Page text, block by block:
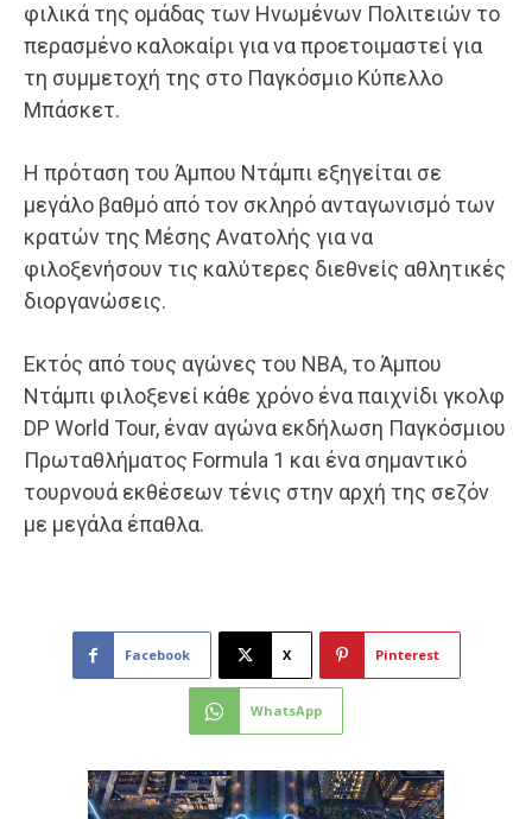
φιλικά της ομάδας των Ηνωμένων Πολιτειών το
περασμένο καλοκαίρι για να προετοιμαστεί για
τη συμμετοχή της στο Παγκόσμιο Κύπελλο
Μπάσκετ.
Η πρόταση του Άμπου Ντάμπι εξηγείται σε
μεγάλο βαθμό από τον σκληρό ανταγωνισμό των
κρατών της Μέσης Ανατολής για να
φιλοξενήσουν τις καλύτερες διεθνείς αθλητικές
διοργανώσεις.
Εκτός από τους αγώνες του ΝΒΑ, το Άμπου
Ντάμπι φιλοξενεί κάθε χρόνο ένα παιχνίδι γκολφ
DP World Tour, έναν αγώνα εκδήλωση Παγκόσμιου
Πρωταθλήματος Formula 1 και ένα σημαντικό
τουρνουά εκθέσεων τένις στην αρχή της σεζόν
με μεγάλα έπαθλα.
Facebook X Pinterest
WhatsApp